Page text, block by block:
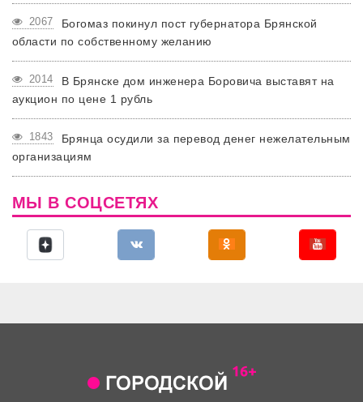
2067
Богомаз покинул пост губернатора Брянской
области по собственному желанию
2014
В Брянске дом инженера Боровича выставят на
аукцион по цене 1 рубль
1843
Брянца осудили за перевод денег нежелательным
организациям
МЫ В СОЦСЕТЯХ